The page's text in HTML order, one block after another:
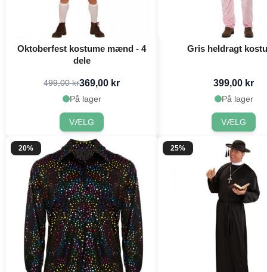
Oktoberfest kostume mænd - 4
dele
499,00 kr369,00 kr
På lager
VÆLG
Gris heldragt
399,00 kr
På lager
VÆLG
20% 25%